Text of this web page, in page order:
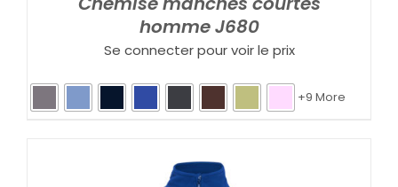
homme J680
Se connecter pour voir le prix
+9 More